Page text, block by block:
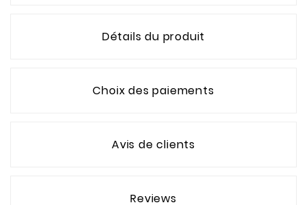
Détails du produit
Choix des paiements
Avis de clients
Reviews